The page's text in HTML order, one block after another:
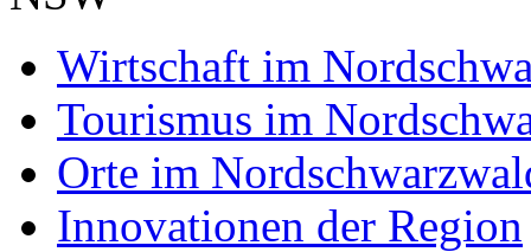
Wirtschaft im
Tourismus im
Orte im
Innovationen der Region